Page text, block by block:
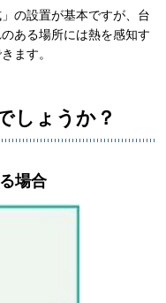
の設置が基本ですが、台
ある場所には熱を感知す
ます。
しょうか？
る場合